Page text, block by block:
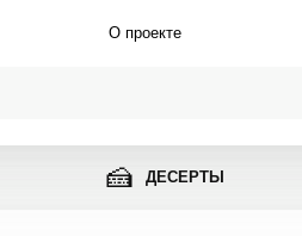
О проекте
🍰 ДЕСЕРТЫ